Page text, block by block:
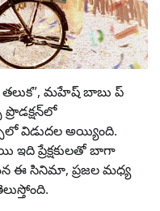
మహేష్ బాబు ప్
విడుదల అయ్యింది.
ఇది ప్రేక్షకులతో బాగా
ఈ సినిమా, ప్రజల మధ్య